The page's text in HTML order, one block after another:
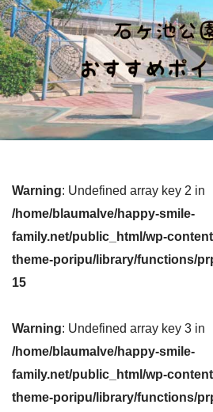
Warning: Undefined array key 2 in
/home/blaumalve/happy-smile-
family.net/public_html/wp-
theme-poripu/library/functions/
15
Warning: Undefined array key 3 in
/home/blaumalve/happy-smile-
family.net/public_html/wp-
theme-poripu/library/functions/